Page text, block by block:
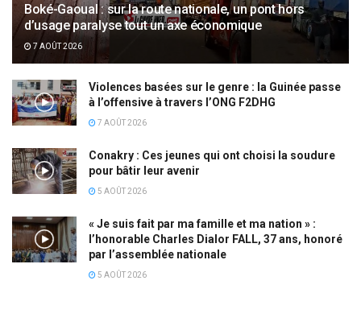
Boké-Gaoual : sur la route nationale, un pont hors
d’usage paralyse tout un axe économique
7 AOÛT 2026
Violences basées sur le genre : la Guinée passe
à l’offensive à travers l’ONG F2DHG
7 AOÛT 2026
Conakry : Ces jeunes qui ont choisi la soudure
pour bâtir leur avenir
5 AOÛT 2026
« Je suis fait par ma famille et ma nation » :
l’honorable Charles Dialor FALL, 37 ans, honoré
par l’assemblée nationale
5 AOÛT 2026